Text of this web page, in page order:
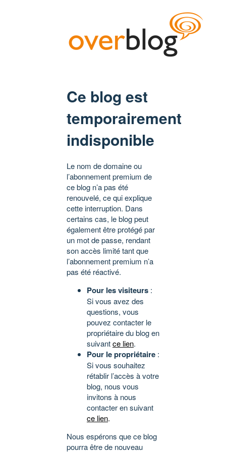
Ce blog est
temporairement
indisponible
Le nom de domaine ou
l’abonnement premium de
ce blog n’a pas été
renouvelé, ce qui explique
cette interruption. Dans
certains cas, le blog peut
également être protégé par
un mot de passe, rendant
son accès limité tant que
l’abonnement premium n’a
pas été réactivé.
Pour les visiteurs :
Si vous avez des
questions, vous
pouvez contacter le
propriétaire du blog en
suivantce lien.
Pour le propriétaire :
Si vous souhaitez
rétablir l’accès à votre
blog, nous vous
invitons à nous
contacter en suivant
ce lien.
Nous espérons que ce blog
pourra être de nouveau